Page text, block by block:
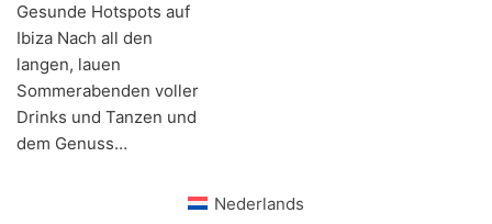
Gesunde Hotspots auf
Ibiza Nach all den
langen, lauen
Sommerabenden voller
Drinks und Tanzen und
dem Genuss…
Nederlands